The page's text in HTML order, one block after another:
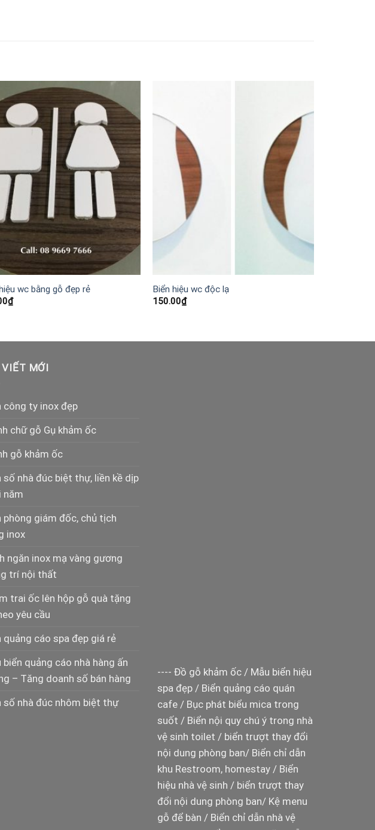
wc bằng gỗ đẹp rẻ
₫
Biển hiệu wc độc lạ
150.00₫
VIẾT MỚI
công ty inox đẹp
chữ gỗ Gụ khảm ốc
gỗ khảm ốc
số nhà đúc biệt thự, liền kề dịp
năm
phòng giám đốc, chủ tịch
inox
ngăn inox mạ vàng gương
trí nội thất
trai ốc lên hộp gỗ quà tặng
yêu cầu
quảng cáo spa đẹp giá rẻ
biển quảng cáo nhà hàng ấn
– Tăng doanh số bán hàng
số nhà đúc nhôm biệt thự
---- Đồ gỗ khảm ốc/ Mẫu biển hiệu
spa đẹp/ Biển quảng cáo quán
cafe/ Bục phát biểu mica trong
suốt / Biển nội quy chú ý trong nhà
vệ sinh toilet / biển trượt thay đổi
nội dung phòng ban/ Biển chỉ dẫn
khu Restroom, homestay/ Biển
hiệu nhà vệ sinh / biển trượt thay
đổi nội dung phòng ban/ Kệ menu
gỗ để bàn / Biển chỉ dẫn nhà vệ